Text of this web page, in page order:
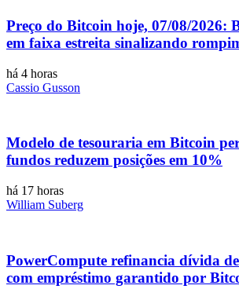
Preço do Bitcoin hoje, 07/08/2026:
em faixa estreita sinalizando
há 4 horas
Cassio Gusson
Modelo de tesouraria em Bitcoin
fundos reduzem posições em 10%
há 17 horas
William Suberg
PowerCompute refinancia dívida
com empréstimo garantido por